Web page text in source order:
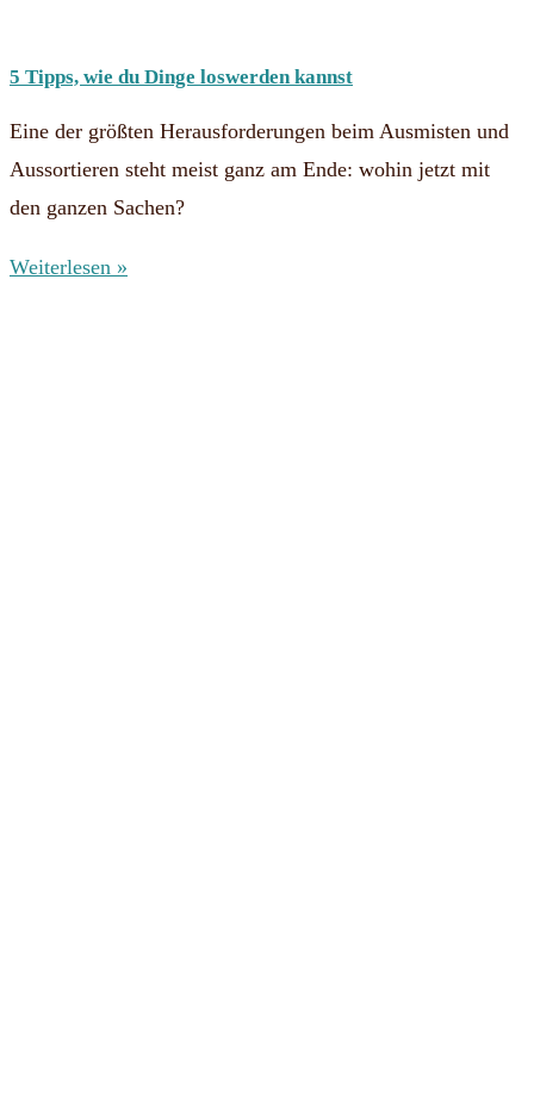
5 Tipps, wie du Dinge loswerden kannst
Eine der größten Herausforderungen beim Ausmisten und
Aussortieren steht meist ganz am Ende: wohin jetzt mit
den ganzen Sachen?
Weiterlesen »